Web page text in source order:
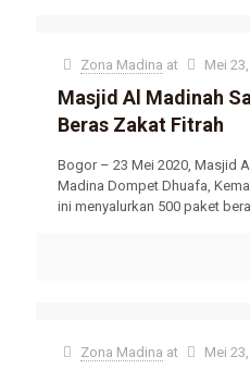
Zona Madina at Mei
Masjid Al Madinah
Beras Zakat Fitrah
Bogor – 23 Mei 2020, Masjid
Madina Dompet Dhuafa,
ini menyalurkan 500 paket
Zona Madina at Mei